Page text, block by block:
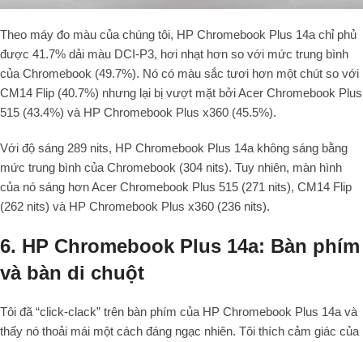
Theo máy đo màu của chúng tôi, HP Chromebook Plus 14a chỉ phủ
được 41.7% dải màu DCI-P3, hơi nhạt hơn so với mức trung bình
của Chromebook (49.7%). Nó có màu sắc tươi hơn một chút so với
CM14 Flip (40.7%) nhưng lại bị vượt mặt bởi Acer Chromebook Plus
515 (43.4%) và HP Chromebook Plus x360 (45.5%).
Với độ sáng 289 nits, HP Chromebook Plus 14a không sáng bằng
mức trung bình của Chromebook (304 nits). Tuy nhiên, màn hình
của nó sáng hơn Acer Chromebook Plus 515 (271 nits), CM14 Flip
(262 nits) và HP Chromebook Plus x360 (236 nits).
6. HP Chromebook Plus 14a: Bàn phím
và bàn di chuột
Tôi đã “click-clack” trên bàn phím của HP Chromebook Plus 14a và
thấy nó thoải mái một cách đáng ngạc nhiên. Tôi thích cảm giác của